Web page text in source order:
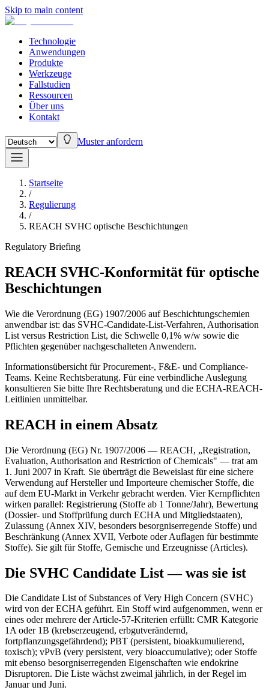
Skip to main content
Technologie
Anwendungen
Produkte
Werkzeuge
Fallstudien
Ressourcen
Über uns
Kontakt
Muster anfordern
Startseite
/
Regulierung
/
REACH SVHC optische Beschichtungen
Regulatory Briefing
REACH SVHC-Konformität für optische
Beschichtungen
Wie die Verordnung (EG) 1907/2006 auf Beschichtungschemien
anwendbar ist: das SVHC-Candidate-List-Verfahren, Authorisation
List versus Restriction List, die Schwelle 0,1% w/w sowie die
Pflichten gegenüber nachgeschalteten Anwendern.
Informationsübersicht für Procurement-, F&E- und Compliance-
Teams. Keine Rechtsberatung. Für eine verbindliche Auslegung
konsultieren Sie bitte Ihre Rechtsberatung und die ECHA-REACH-
Leitlinien unmittelbar.
REACH in einem Absatz
Die Verordnung (EG) Nr. 1907/2006 — REACH, „Registration,
Evaluation, Authorisation and Restriction of Chemicals" — trat am
1. Juni 2007 in Kraft. Sie überträgt die Beweislast für eine sichere
Verwendung auf Hersteller und Importeure chemischer Stoffe, die
auf dem EU-Markt in Verkehr gebracht werden. Vier Kernpflichten
wirken parallel: Registrierung (Stoffe ab 1 Tonne/Jahr), Bewertung
(Dossier- und Stoffprüfung durch ECHA und Mitgliedstaaten),
Zulassung (Annex XIV, besonders besorgniserregende Stoffe) und
Beschränkung (Annex XVII, Verbote oder Auflagen für bestimmte
Stoffe). Sie gilt für Stoffe, Gemische und Erzeugnisse (Articles).
Die SVHC Candidate List — was sie ist
Die Candidate List of Substances of Very High Concern (SVHC)
wird von der ECHA geführt. Ein Stoff wird aufgenommen, wenn er
eines oder mehrere der Article-57-Kriterien erfüllt: CMR Kategorie
1A oder 1B (krebserzeugend, erbgutverändernd,
fortpflanzungsgefährdend); PBT (persistent, bioakkumulierend,
toxisch); vPvB (very persistent, very bioaccumulative); oder Stoffe
mit ebenso besorgniserregenden Eigenschaften wie endokrine
Disruptoren. Die Liste wächst zweimal jährlich, in der Regel im
Januar und Juni.